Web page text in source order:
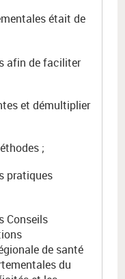
était de
afin de faciliter
et démultiplier
;
pratiques
Conseils
de santé
du